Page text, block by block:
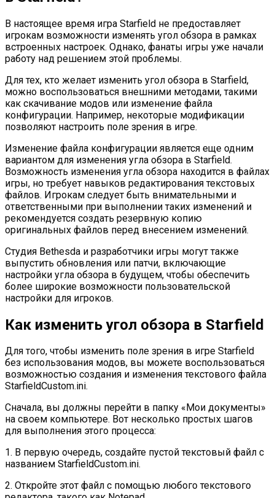
В настоящее время игра Starfield не предоставляет
игрокам возможности изменять угол обзора в рамках
встроенных настроек. Однако, фанаты игры уже начали
работу над решением этой проблемы.
Для тех, кто желает изменить угол обзора в Starfield,
можно воспользоваться внешними методами, такими
как скачивание модов или изменение файла
конфигурации. Например, некоторые модификации
позволяют настроить поле зрения в игре.
Изменение файла конфигурации является еще одним
вариантом для изменения угла обзора в Starfield.
Возможность изменения угла обзора находится в файлах
игры, но требует навыков редактирования текстовых
файлов. Игрокам следует быть внимательными и
ответственными при выполнении таких изменений и
рекомендуется создать резервную копию
оригинальных файлов перед внесением изменений.
Студия Bethesda и разработчики игры могут также
выпустить обновления или патчи, включающие
настройки угла обзора в будущем, чтобы обеспечить
более широкие возможности пользовательской
настройки для игроков.
Как изменить угол обзора в Starfield
Для того, чтобы изменить поле зрения в игре Starfield
без использования модов, вы можете воспользоваться
возможностью создания и изменения текстового файла
StarfieldCustom.ini.
Сначала, вы должны перейти в папку «Мои документы»
на своем компьютере. Вот несколько простых шагов
для выполнения этого процесса:
1. В первую очередь, создайте пустой текстовый файл с
названием StarfieldCustom.ini.
2. Откройте этот файл с помощью любого текстового